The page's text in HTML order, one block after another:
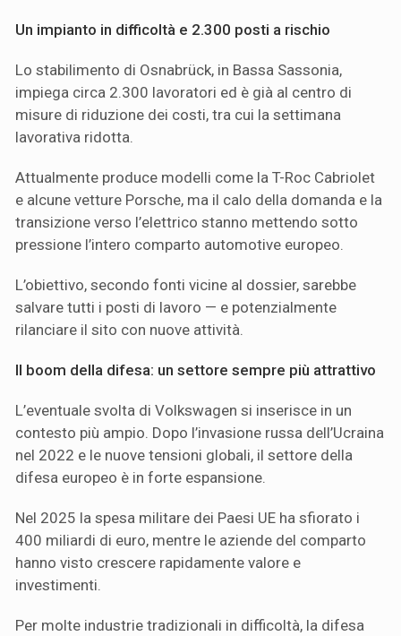
Un impianto in difficoltà e 2.300 posti a rischio
Lo stabilimento di Osnabrück, in Bassa Sassonia,
impiega circa 2.300 lavoratori ed è già al centro di
misure di riduzione dei costi, tra cui la settimana
lavorativa ridotta.
Attualmente produce modelli come la T-Roc Cabriolet
e alcune vetture Porsche, ma il calo della domanda e la
transizione verso l’elettrico stanno mettendo sotto
pressione l’intero comparto automotive europeo.
L’obiettivo, secondo fonti vicine al dossier, sarebbe
salvare tutti i posti di lavoro — e potenzialmente
rilanciare il sito con nuove attività.
Il boom della difesa: un settore sempre più attrattivo
L’eventuale svolta di Volkswagen si inserisce in un
contesto più ampio. Dopo l’invasione russa dell’Ucraina
nel 2022 e le nuove tensioni globali, il settore della
difesa europeo è in forte espansione.
Nel 2025 la spesa militare dei Paesi UE ha sfiorato i
400 miliardi di euro, mentre le aziende del comparto
hanno visto crescere rapidamente valore e
investimenti.
Per molte industrie tradizionali in difficoltà, la difesa